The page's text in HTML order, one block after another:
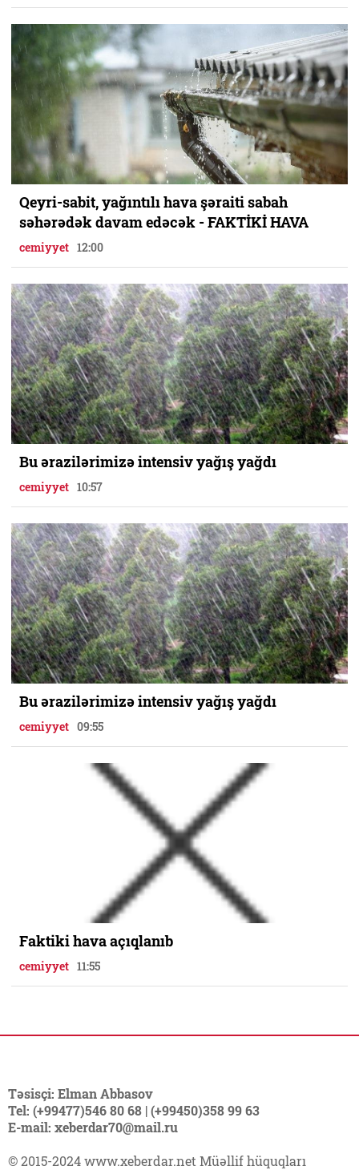
Qeyri-sabit, yağıntılı hava şəraiti sabah
səhərədək davam edəcək - FAKTİKİ HAVA
cemiyyet 12:00
Bu ərazilərimizə intensiv yağış yağdı
cemiyyet 10:57
Bu ərazilərimizə intensiv yağış yağdı
cemiyyet 09:55
Faktiki hava açıqlanıb
cemiyyet 11:55
Təsisçi: Elman Abbasov
Tel: (+99477)546 80 68 | (+99450)358 99 63
E-mail: xeberdar70@mail.ru
© 2015-2024 www.xeberdar.net Müəllif hüquqları